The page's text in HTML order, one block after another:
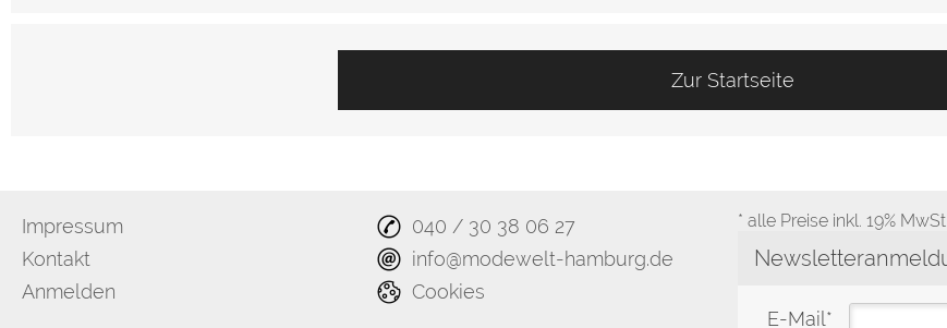
Zur Startseite
Impressum
Kontakt
Anmelden
040 / 30 38 06 27
info@modewelt-hamburg.de
Cookies
* alle Preise inkl. 19% MwSt.